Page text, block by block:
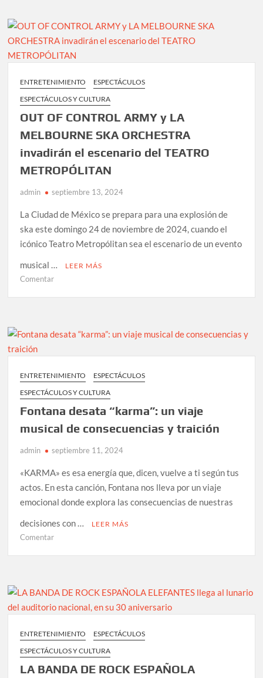
de
MANSIÓN
DE
LOS
FAMOSOS,
grandes
sorpresas
ENTRETENIMIENTO
ESPECTÁCULOS
ESPECTÁCULOS Y CULTURA
OUT OF CONTROL ARMY y LA
MELBOURNE SKA ORCHESTRA
invadirán el escenario del TEATRO
METROPÓLITAN
admin septiembre 13, 2024
La Ciudad de México se prepara para una explosión de
ska este domingo 24 de noviembre de 2024, cuando el
icónico Teatro Metropólitan sea el escenario de un evento
musical …
LEER MÁS
Comentaren
ARMY
LA
SKA
ORCHESTRA
invadirán
escenario
METROPÓLITAN
ENTRETENIMIENTO
ESPECTÁCULOS
ESPECTÁCULOS Y CULTURA
Fontana desata “karma”: un viaje
musical de consecuencias y traición
admin septiembre 11, 2024
«KARMA» es esa energía que, dicen, vuelve a ti según tus
actos. En esta canción, Fontana nos lleva por un viaje
emocional donde explora las consecuencias de nuestras
decisiones con …
LEER MÁS
Comentaren
un
musical
consecuencias
y
traición
ENTRETENIMIENTO
ESPECTÁCULOS
ESPECTÁCULOS Y CULTURA
LA BANDA DE ROCK ESPAÑOLA